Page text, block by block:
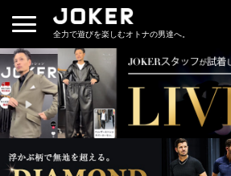
全力で遊びを楽しむオトナの男達へ。